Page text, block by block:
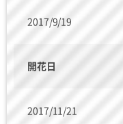
2017/9/19
開花日
2017/11/21